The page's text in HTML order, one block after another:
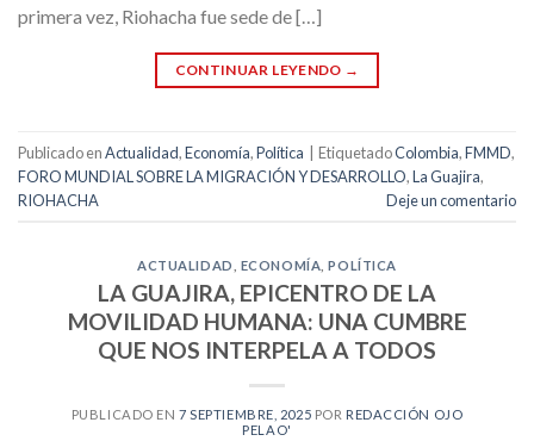
primera vez, Riohacha fue sede de […]
CONTINUAR LEYENDO →
Publicado enActualidad,Economía,Política EtiquetadoColombia,FMMD,
FORO MUNDIAL SOBRE LA MIGRACIÓN Y DESARROLLO,La Guajira,
RIOHACHA
Deje un comentario
ACTUALIDAD ECONOMÍA ,POLÍTICA
LA GUAJIRA, EPICENTRO DE LA
MOVILIDAD HUMANA: UNA CUMBRE
QUE NOS INTERPELA A TODOS
PUBLICADO EN7 SEPTIEMBRE, 2025 POR REDACCIÓN OJO
PELAO'